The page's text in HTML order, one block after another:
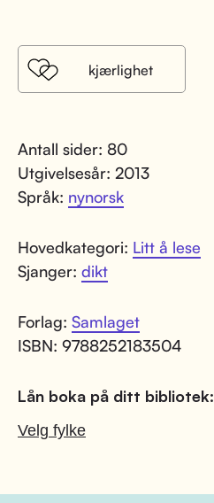
kjærlighet
Antall sider: 80
Utgivelsesår: 2013
Språk: nynorsk
Hovedkategori: Litt å lese
Sjanger: dikt
Forlag: Samlaget
ISBN: 9788252183504
Lån boka på ditt bibliotek: